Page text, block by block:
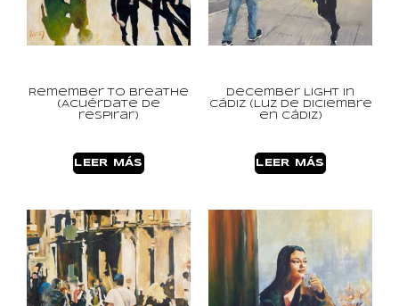
Remember to Breathe
(Acuérdate de
respirar)
LEER MÁS
December Light in
Cádiz (Luz de diciembre
en Cádiz)
LEER MÁS